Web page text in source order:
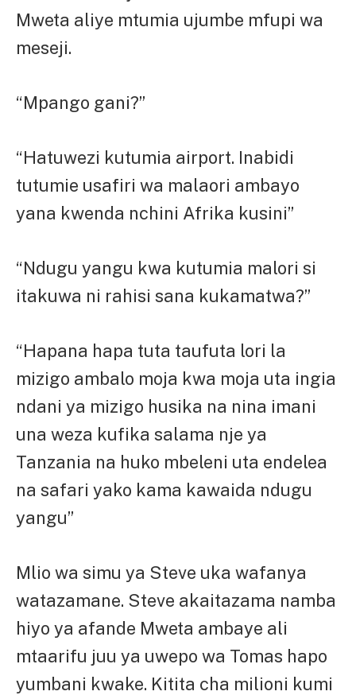
Mweta aliye mtumia ujumbe mfupi wa
meseji.
“Mpango gani?”
“Hatuwezi kutumia airport. Inabidi
tutumie usafiri wa malaori ambayo
yana kwenda nchini Afrika kusini”
“Ndugu yangu kwa kutumia malori si
itakuwa ni rahisi sana kukamatwa?”
“Hapana hapa tuta taufuta lori la
mizigo ambalo moja kwa moja uta ingia
ndani ya mizigo husika na nina imani
una weza kufika salama nje ya
Tanzania na huko mbeleni uta endelea
na safari yako kama kawaida ndugu
yangu”
Mlio wa simu ya Steve uka wafanya
watazamane. Steve akaitazama namba
hiyo ya afande Mweta ambaye ali
mtaarifu juu ya uwepo wa Tomas hapo
yumbani kwake. Kitita cha milioni kumi